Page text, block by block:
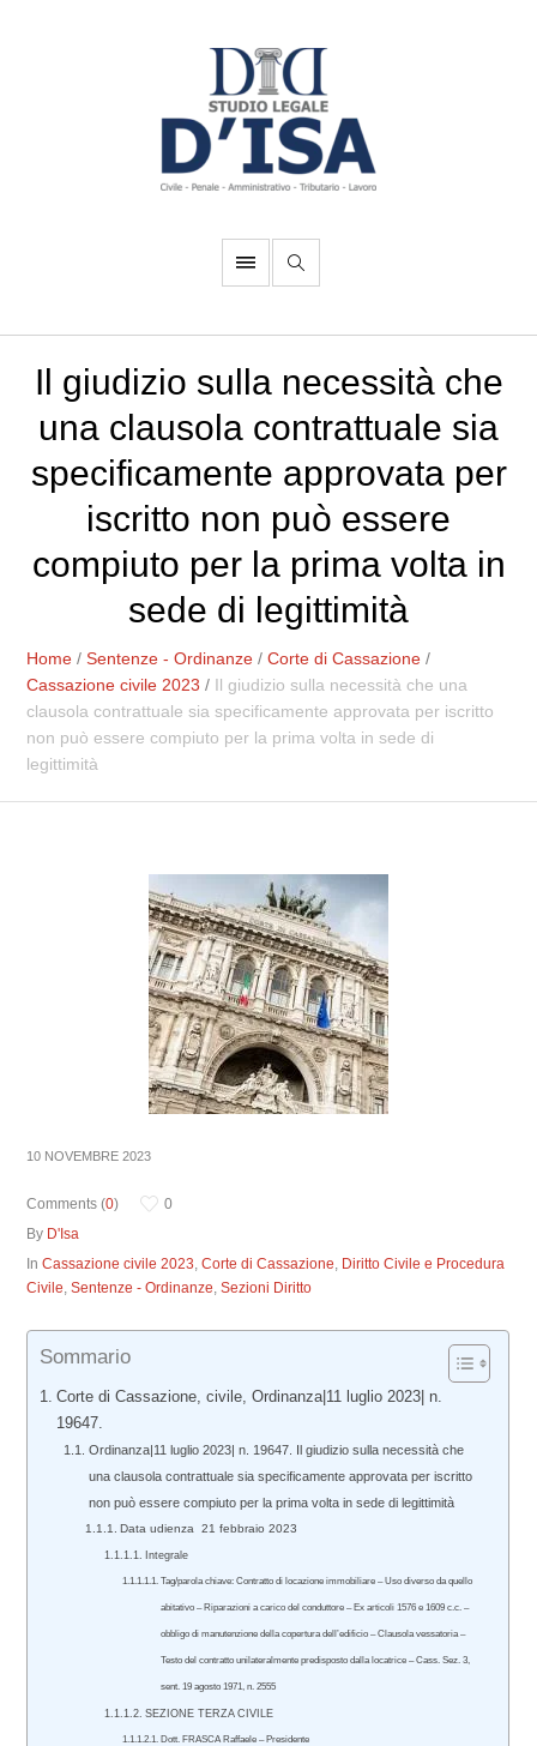
Il giudizio sulla necessità che
una clausola contrattuale sia
specificamente approvata per
iscritto non può essere
compiuto per la prima volta in
sede di legittimità
Home /Sentenze - Ordinanze /Corte di Cassazione /
Cassazione civile 2023 / Il giudizio sulla necessità che una
clausola contrattuale sia specificamente approvata per iscritto
non può essere compiuto per la prima volta in sede di
legittimità
10 NOVEMBRE 2023
Comments (0)
0
By D'Isa
InCassazione civile 2023,Corte di Cassazione, Diritto Civile e Procedura
Civile,Sentenze - Ordinanze,Sezioni Diritto
Sommario
Corte di Cassazione, civile, Ordinanza|11 luglio 2023| n.
19647.
Ordinanza|11 luglio 2023| n. 19647. Il giudizio sulla necessità che
una clausola contrattuale sia specificamente approvata per iscritto
non può essere compiuto per la prima volta in sede di legittimità
Data udienza 21 febbraio 2023
Integrale
Tag/parola chiave: Contratto di locazione immobiliare – Uso diverso da quello
abitativo – Riparazioni a carico del conduttore – Ex articoli 1576 e 1609 c.c. –
obbligo di manutenzione della copertura dell’edificio – Clausola vessatoria –
Testo del contratto unilateralmente predisposto dalla locatrice – Cass. Sez. 3,
sent. 19 agosto 1971, n. 2555
SEZIONE TERZA CIVILE
Dott. FRASCA Raffaele – Presidente